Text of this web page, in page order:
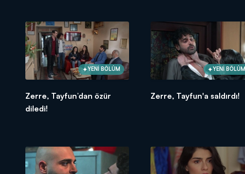
YENİ BÖLÜM
Zerre, Tayfun’dan özür
diledi!
YENİ BÖLÜM
Zerre, Tayfun'a saldırdı!